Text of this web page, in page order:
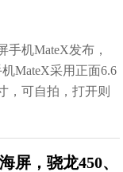
手机MateX发布，
MateX采用正面6.6
，可自拍，打开则
屏，骁龙450、